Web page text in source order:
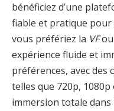
bénéficiez d’une
fiable et pratique pour
vous préfériez la VFou
expérience fluide et
préférences, avec
telles que 720p,
immersion totale